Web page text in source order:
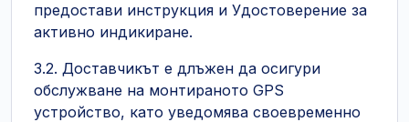
предостави инструкция и Удостоверение за
активно индикиране.
3.2. Доставчикът е длъжен да осигури
обслужване на монтираното GPS
устройство, като уведомява своевременно